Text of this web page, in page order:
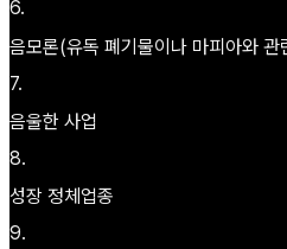
6.
음모론(유독 폐기물이나 마피아와 관
7.
음울한 사업
8.
성장 정체업종
9.